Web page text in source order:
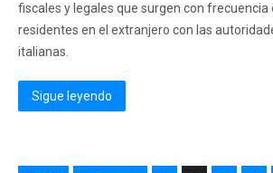
fiscales y legales que surgen con frecuencia
residentes en el extranjero con las
italianas.
Sigue leyendo